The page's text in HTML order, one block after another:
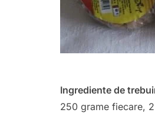
Ingrediente de
250 grame fiecare,